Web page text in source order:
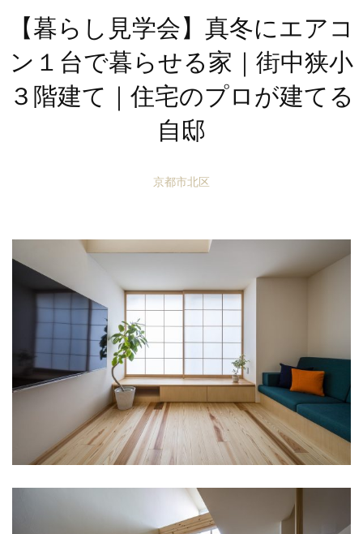
【暮らし見学会】真冬にエアコ
ン１台で暮らせる家｜街中狭小
３階建て｜住宅のプロが建てる
自邸
京都市北区